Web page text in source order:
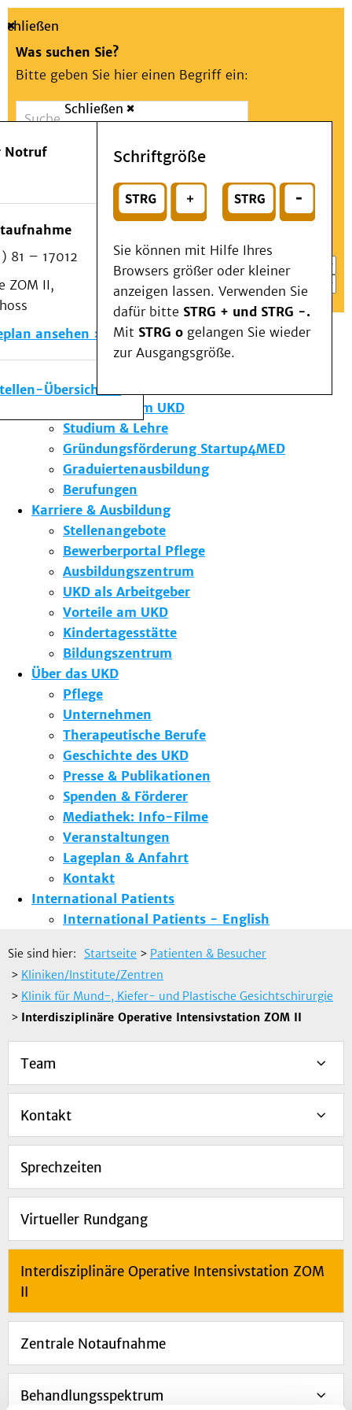
Suche
Schließen
Was suchen Sie?
Bitte geben Sie hier einen Begriff ein:
Suchen
oder
Wählen Sie ein Thema für Ihren Schnelleinstieg
Notfall
Schließen
Notruf
81 – 17012
ZOM II,
ansehen
Übersicht
Schriftgröße
Sie können mit Hilfe Ihres
Browsers größer oder kleiner
anzeigen lassen. Verwenden Sie
dafür bitte STRG + und STRG -.
Mit STRG o gelangen Sie wieder
zur Ausgangsgröße.
Menü
Patienten & Besucher
Kliniken/Institute/Zentren
Als Patient am UKD
Beratung und Unterstützung
Veranstaltungen
Kommunikation im Medizinwesen (KIM)
Notfall
Forschung & Lehre
Die Institute des UKD
Forschung am UKD
Studium & Lehre
Gründungsförderung Startup4MED
Graduiertenausbildung
Berufungen
Karriere & Ausbildung
Stellenangebote
Bewerberportal Pflege
Ausbildungszentrum
UKD als Arbeitgeber
Vorteile am UKD
Kindertagesstätte
Bildungszentrum
Über das UKD
Pflege
Unternehmen
Therapeutische Berufe
Geschichte des UKD
Presse & Publikationen
Spenden & Förderer
Mediathek: Info-Filme
Veranstaltungen
Lageplan & Anfahrt
Kontakt
International Patients
International Patients - English
Sie sind hier: Startseite > Patienten & Besucher
> Kliniken/Institute/Zentren
> Klinik für Mund-, Kiefer- und Plastische Gesichtschirurgie
> Interdisziplinäre Operative Intensivstation ZOM II
Team
Kontakt
Sprechzeiten
Virtueller Rundgang
Interdisziplinäre Operative Intensivstation ZOM
II
Zentrale Notaufnahme
Behandlungsspektrum